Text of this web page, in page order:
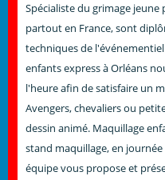
Spécialiste du grimage jeune
partout en France, sont
techniques de
enfants express à Orléans
l'heure afin de satisfaire un
Avengers, chevaliers ou
dessin animé. Maquillage
stand maquillage, en
équipe vous propose et